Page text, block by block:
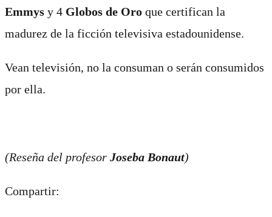
Emmys y 4 Globos de Oro que certifican la
madurez de la ficción televisiva estadounidense.
Vean televisión, no la consuman o serán consumidos
por ella.
(Reseña del profesor Joseba Bonaut)
Compartir: